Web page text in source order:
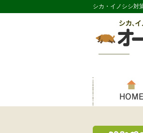
シカ・イノシシ対